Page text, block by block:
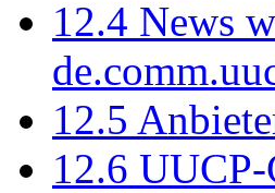
12.4 News
12.5
12.6